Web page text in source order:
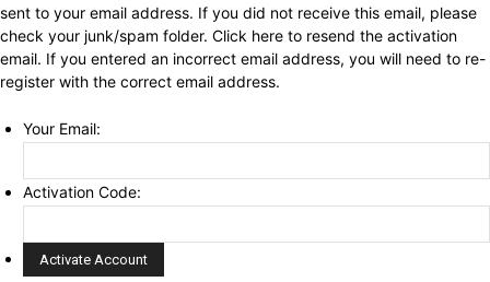
sent to your email address. If you did not receive this email, please
check your junk/spam folder. Click here to resend the activation
email. If you entered an incorrect email address, you will need to re-
register with the correct email address.
Your Email:
Activation Code: